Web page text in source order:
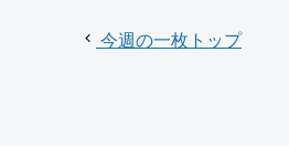
今週の一枚トップ